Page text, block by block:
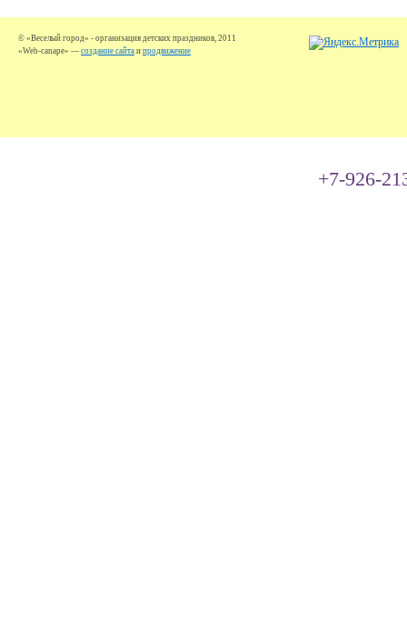
© «Веселый город» - организация детских праздников, 2011
«Web-canape» — создание сайта и продвижение
+7-926-